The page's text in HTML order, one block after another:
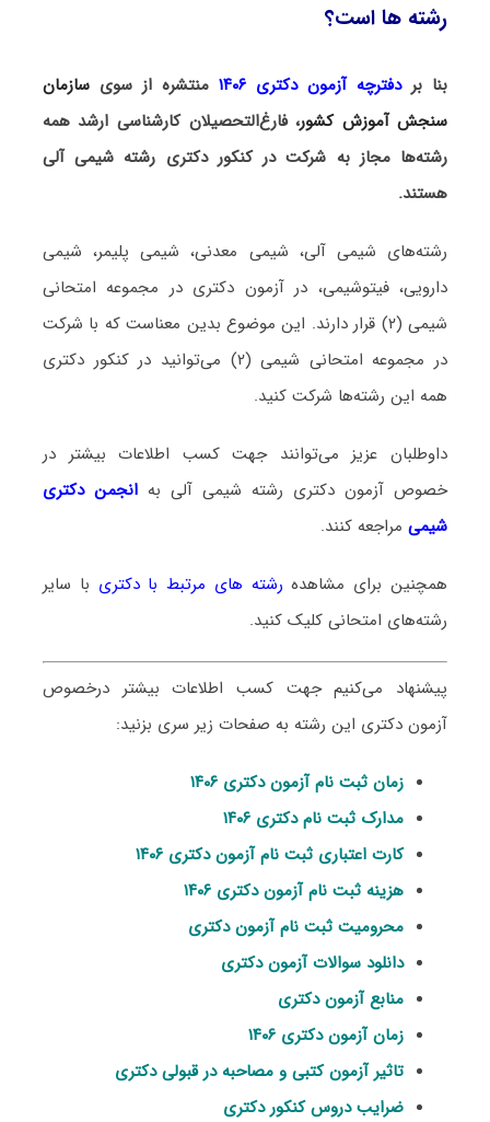
رشته ها است؟
بنا بردفترچه آزمون دکتری ۱۴۰۶ منتشره از سویسازمان
سنجش آموزش کشور، فارغ‌التحصیلان کارشناسی ارشد همه
رشته‌ها مجاز به شرکت در کنکور دکتری رشته شیمی آلی
هستند.
رشته‌های شیمی آلی، شیمی معدنی، شیمی پلیمر، شیمی
دارویی، فیتوشیمی، در آزمون دکتری در مجموعه امتحانی
شیمی (۲) قرار دارند. این موضوع بدین معناست که با شرکت
در مجموعه امتحانی شیمی (۲) می‌توانید در کنکور دکتری
همه این رشته‌ها شرکت کنید.
داوطلبان عزیز می‌توانند جهت کسب اطلاعات بیشتر در
خصوص آزمون دکتری رشته شیمی آلی به انجمن دکتری
شیمی مراجعه کنند.
همچنین برای مشاهده رشته های مرتبط با دکتری با سایر
رشته‌های امتحانی کلیک کنید.
پیشنهاد می‌کنیم جهت کسب اطلاعات بیشتر درخصوص
آزمون دکتری این رشته به صفحات زیر سری بزنید:
زمان ثبت نام آزمون دکتری ۱۴۰۶
مدارک ثبت نام دکتری ۱۴۰۶
کارت اعتباری ثبت نام آزمون دکتری ۱۴۰۶
هزینه ثبت نام آزمون دکتری ۱۴۰۶
محرومیت ثبت نام آزمون دکتری
دانلود سوالات آزمون دکتری
منابع آزمون دکتری
زمان آزمون دکتری ۱۴۰۶
تاثیر آزمون کتبی و مصاحبه در قبولی دکتری
ضرایب دروس کنکور دکتری